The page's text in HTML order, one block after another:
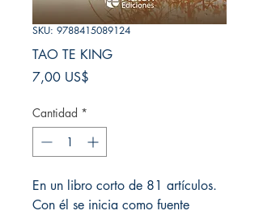
SKU: 9788415089124
TAO TE KING
7,00 US$
Cantidad *
En un libro corto de 81 artículos.
Con él se inicia como fuente